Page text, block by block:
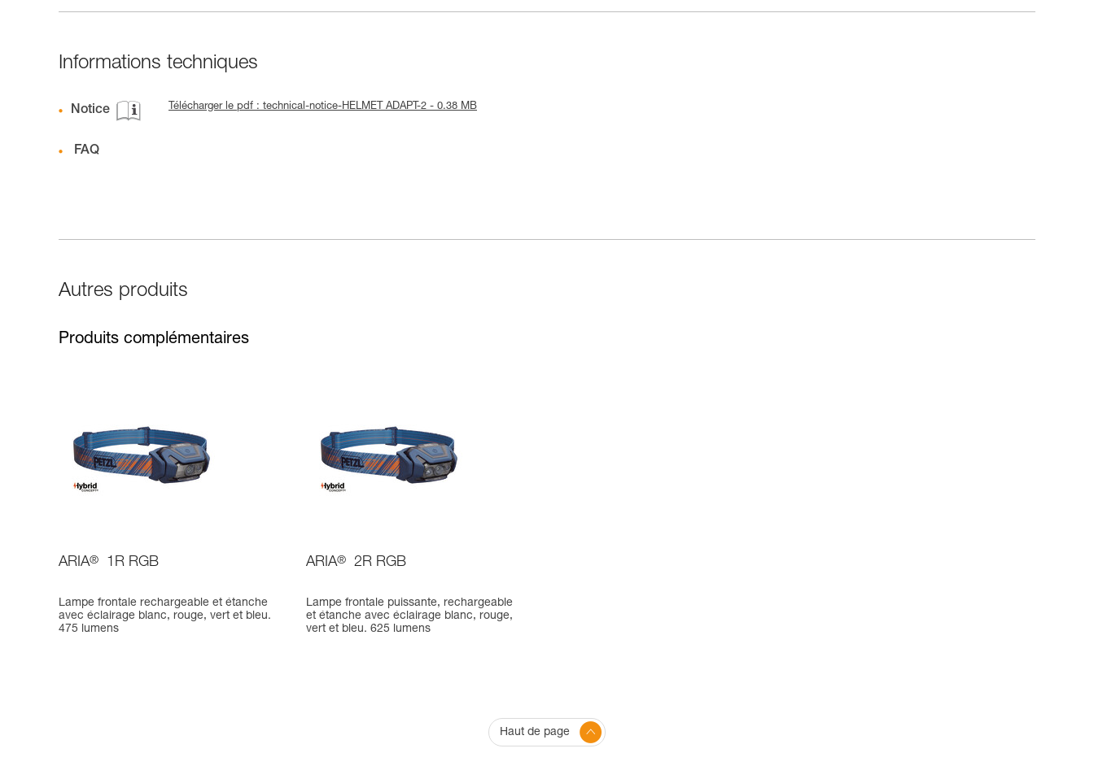
Informations techniques
Notice Télécharger le pdf : technical-notice-HELMET ADAPT-2 - 0.38 MB
FAQ
Autres produits
Produits complémentaires
ARIA® 1R RGB
Lampe frontale rechargeable et étanche
avec éclairage blanc, rouge, vert et bleu.
475 lumens
ARIA® 2R RGB
Lampe frontale puissante, rechargeable
et étanche avec éclairage blanc, rouge,
vert et bleu. 625 lumens
Haut de page